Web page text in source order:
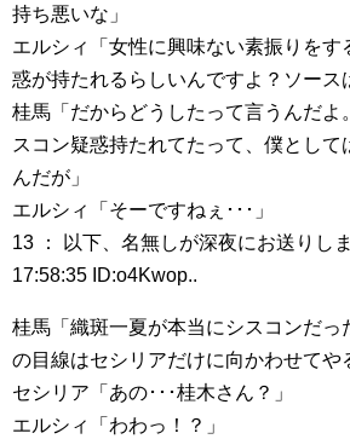
持ち悪いな」
エルシィ「女性に興味ない素振りをす
惑が持たれるらしいんですよ？ソース
桂馬「だからどうしたって言うんだよ
スコン疑惑持たれてたって、僕として
んだが」
エルシィ「そーですねぇ･･･」
13 ： 以下、名無しが深夜にお送りし
17:58:35 ID:o4Kwop..
桂馬「織斑一夏が本当にシスコンだっ
の目線はセシリアだけに向かわせてや
セシリア「あの･･･桂木さん？」
エルシィ「わわっ！？」